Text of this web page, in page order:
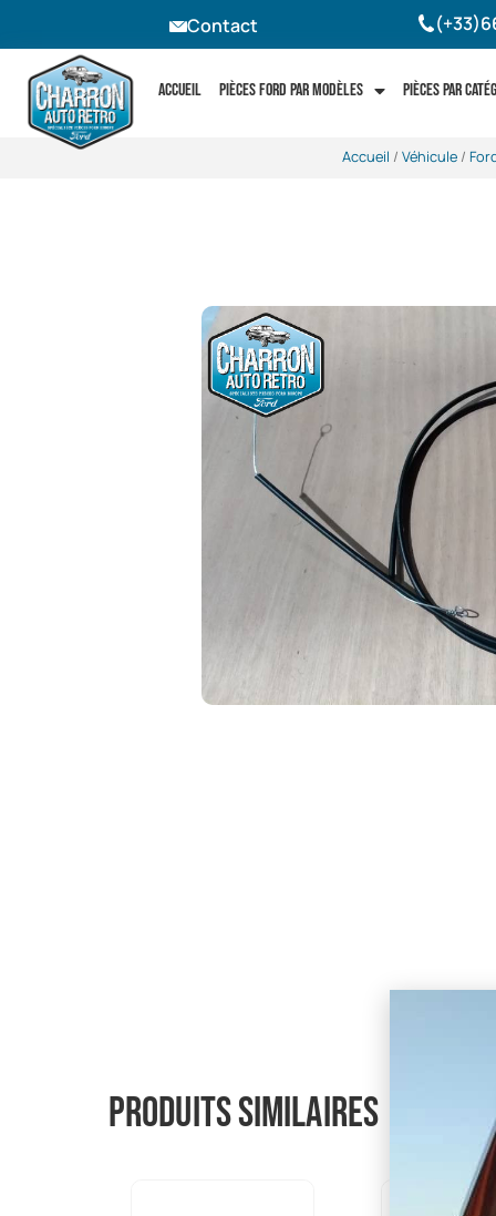
Contact
Accueil Pièces Ford par modèles Pièces par
Accueil / Véhicule/
Produits similaires